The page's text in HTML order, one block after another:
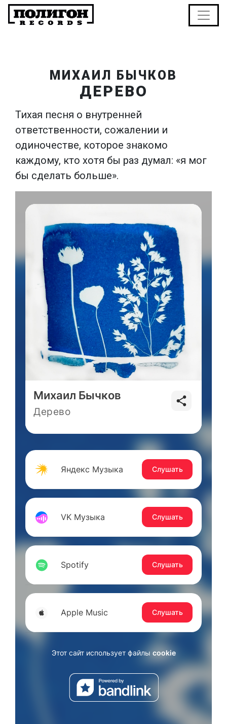
МИХАИЛ БЫЧКОВ
ДЕРЕВО
Тихая песня о внутренней
ответственности, сожалении и
одиночестве, которое знакомо
каждому, кто хотя бы раз думал: «я мог
бы сделать больше».